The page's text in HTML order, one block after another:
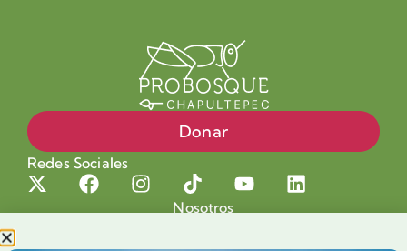
Donar
Redes Sociales
Nosotros